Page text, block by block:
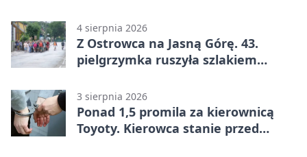
4 sierpnia 2026
Z Ostrowca na Jasną Górę. 43.
pielgrzymka ruszyła szlakiem
3 sierpnia 2026
Ponad 1,5 promila za kierownicą
Toyoty. Kierowca stanie przed